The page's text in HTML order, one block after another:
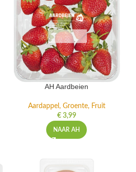
AH Aardbeien
Aardappel, Groente, Fruit
€3,99
NAAR AH